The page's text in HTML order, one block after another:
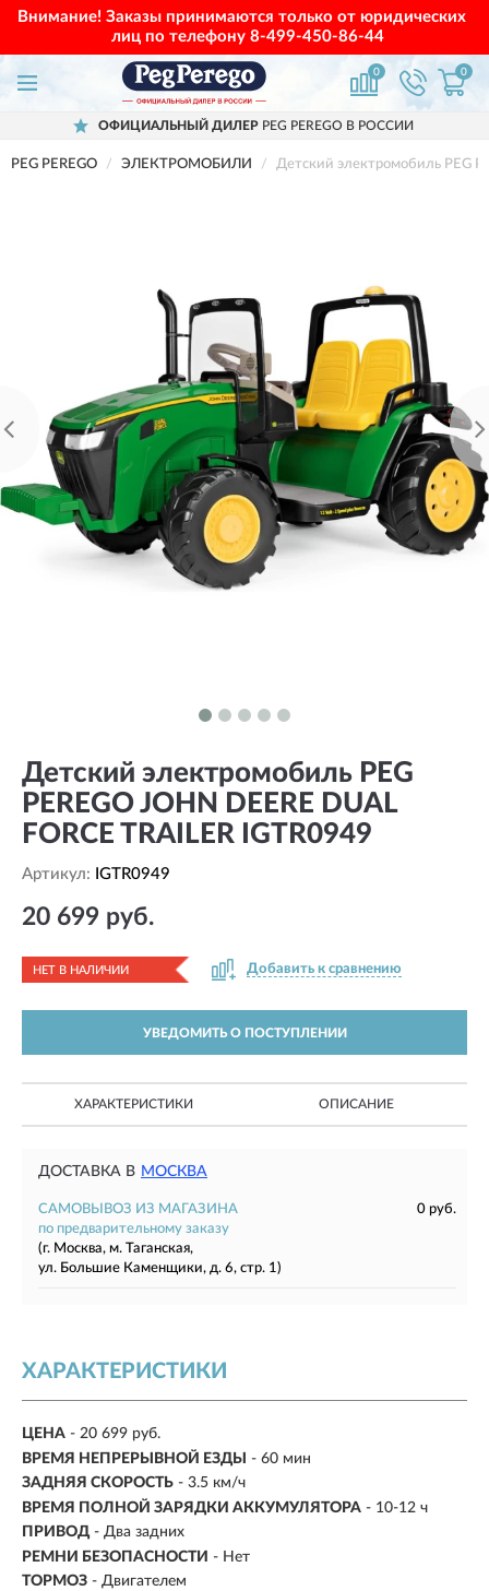
Внимание! Заказы принимаются только от юридических
лиц по телефону 8-499-450-86-44
0 0
ОФИЦИАЛЬНЫЙ ДИЛЕР PEG PEREGO В РОССИИ
PEG PEREGO ЭЛЕКТРОМОБИЛИ Детский электромобиль PEG
Детский электромобиль PEG
PEREGO JOHN DEERE DUAL
FORCE TRAILER IGTR0949
Артикул: IGTR0949
20 699 руб.
НЕТ В НАЛИЧИИ Добавить к сравнению
УВЕДОМИТЬ О ПОСТУПЛЕНИИ
ХАРАКТЕРИСТИКИ ОПИСАНИЕ
ДОСТАВКА В МОСКВА
САМОВЫВОЗ ИЗ МАГАЗИНА
0 руб.
по предварительному заказу
(г. Москва, м. Таганская,
ул. Большие Каменщики, д. 6, стр. 1)
ХАРАКТЕРИСТИКИ
ЦЕНА - 20 699 руб.
ВРЕМЯ НЕПРЕРЫВНОЙ ЕЗДЫ
- 60 мин
ЗАДНЯЯ СКОРОСТЬ - 3.5 км/ч
ВРЕМЯ ПОЛНОЙ ЗАРЯДКИ АККУМУЛЯТОРА - 10-12 ч
ПРИВОД - Два задних
РЕМНИ БЕЗОПАСНОСТИ - Нет
ТОРМОЗ - Двигателем